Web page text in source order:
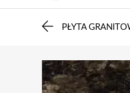
PŁYTA